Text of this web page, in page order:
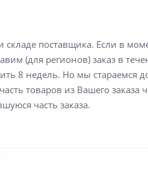
складе поставщика. Если в
(для регионов) заказ в
8 недель. Но мы стараемся
товаров из Вашего
часть заказа.